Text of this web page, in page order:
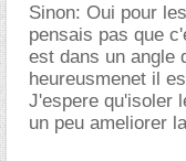
Sinon: Oui pour
pensais pas que
est dans un angle
heureusmenet il
J'espere qu'isoler
un peu ameliorer